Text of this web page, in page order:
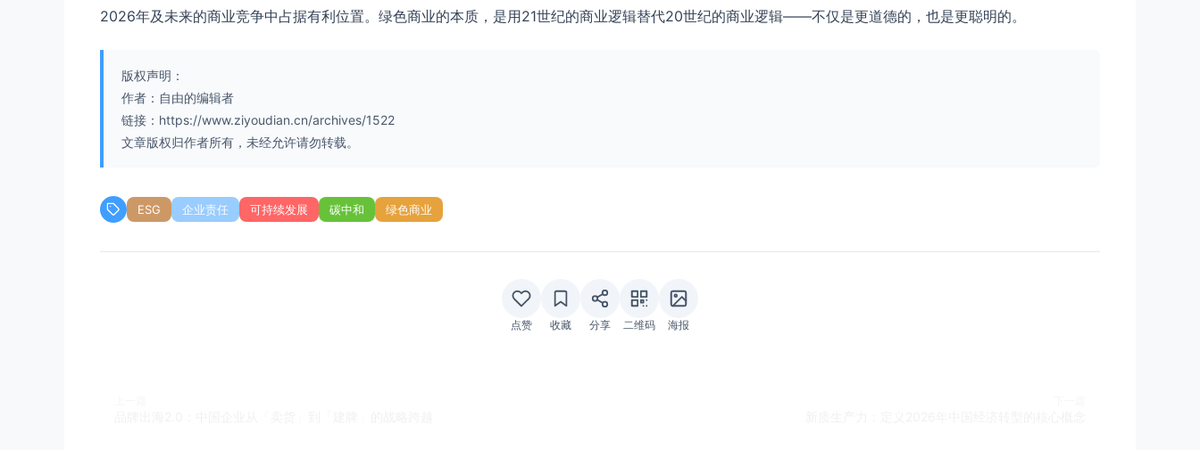
2026年及未来的商业竞争中占据有利位置。绿色商业的本质，是用21世纪的商业逻辑替代20世纪的商业逻辑——不仅是更道德的，也是更聪明的。
版权声明：
作者：自由的编辑者
链接：https://www.ziyoudian.cn/archives/1522
文章版权归作者所有，未经允许请勿转载。
ESG 企业责任 可持续发展 碳中和 绿色商业
点赞 收藏 分享 二维码 海报